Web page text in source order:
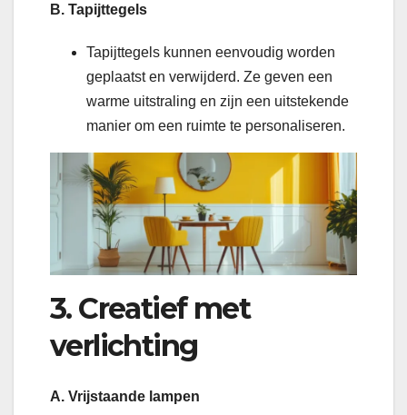
B. Tapijttegels
Tapijttegels kunnen eenvoudig worden
geplaatst en verwijderd. Ze geven een
warme uitstraling en zijn een uitstekende
manier om een ruimte te personaliseren.
3. Creatief met
verlichting
A. Vrijstaande lampen